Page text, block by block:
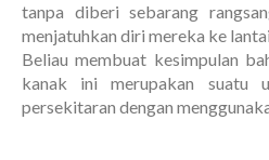
tanpa diberi sebarang
menjatuhkan diri mereka ke
Beliau membuat kesimpulan
kanak ini merupakan suatu
persekitaran dengan